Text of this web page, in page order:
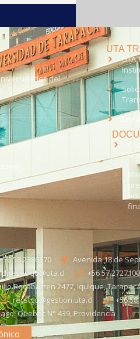
del
UTA
UTA
Ley
58 2386170
Avenida 18 de
direseciqq@uta.cl
+56 57 2727100​
Recabarren 2477, Iquique,
recstgo@gestion.uta.cl
+56 58
Quebec N° 439, Providencia